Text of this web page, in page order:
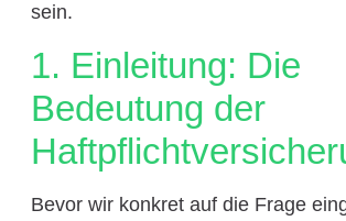
sein.
1. Einleitung: Die
Bedeutung der
Bevor wir konkret auf die Frage